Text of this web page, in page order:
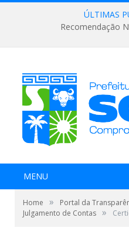
ÚLTIMAS
Recomendação
MENU
Home » Portal da
Julgamento de Contas »